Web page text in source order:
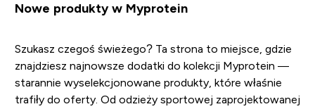
Nowe produkty w Myprotein
Szukasz czegoś świeżego? Ta strona to miejsce, gdzie
znajdziesz najnowsze dodatki do kolekcji Myprotein —
starannie wyselekcjonowane produkty, które właśnie
trafiły do oferty. Od odzieży sportowej zaprojektowanej